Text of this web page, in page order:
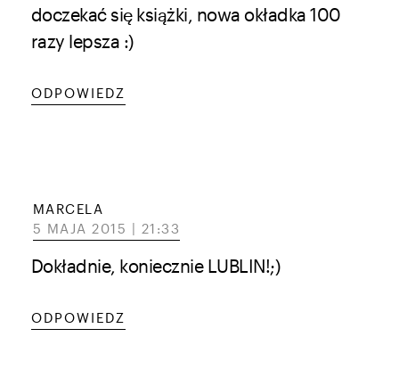
doczekać się książki, nowa okładka 100
razy lepsza :)
ODPOWIEDZ
MARCELA
5 MAJA 2015 | 21:33
Dokładnie, koniecznie LUBLIN!;)
ODPOWIEDZ